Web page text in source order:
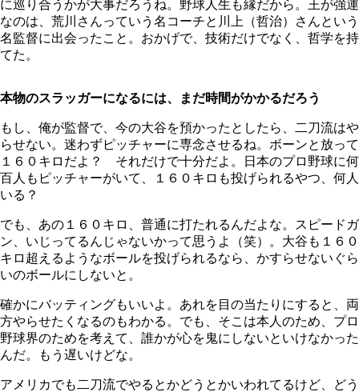
に巡り合うかが大事だろうね。野球人生も縁だから。王が強運
なのは、荒川さんっていう名コーチと川上（哲治）さんという
名監督に出会ったこと。おかげで、技術だけでなく、哲学を持
てた。
本物のスラッガーになるには、まだ時間がかかるだろう
もし、俺が監督で、今の大谷を預かったとしたら、二刀流はや
らせない。迷わずピッチャーに専念させるね。ボーンと放って
１６０キロだよ？ それだけで十分だよ。日本のプロ野球に何
百人もピッチャーがいて、１６０キロも投げられるやつ、何人
いる？
でも、あの１６０キロ、普通に打たれるんだよな。スピードガ
ン、いじってるんじゃないかって思うよ（笑）。大谷も１６０
キロ超えるようなボールを投げられるなら、かすらせないぐら
いのボールにしないと。
確かにバッティングもいいよ。あれを目の当たりにすると、両
方やらせたくなるのもわかる。でも、そこは本人のため、プロ
野球界のためを考えて、誰かが心を鬼にしないといけなかった
んだ。もう遅いけどな。
アメリカでも二刀流でやるとかどうとかいわれてるけど、どう